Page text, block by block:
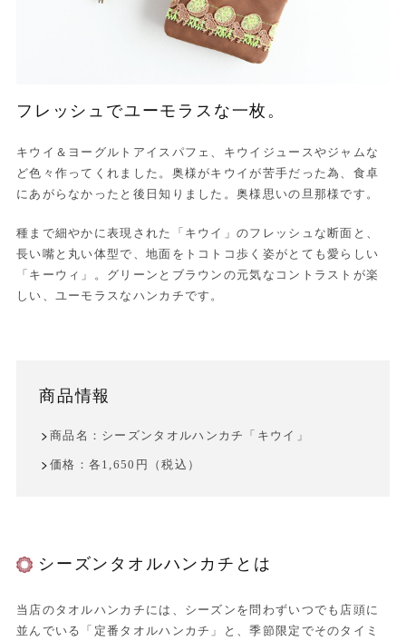
フレッシュでユーモラスな一枚。
キウイ＆ヨーグルトアイスパフェ、キウイジュースやジャムな
ど色々作ってくれました。奥様がキウイが苦手だった為、食卓
にあがらなかったと後日知りました。奥様思いの旦那様です。
種まで細やかに表現された「キウイ」のフレッシュな断面と、
長い嘴と丸い体型で、地面をトコトコ歩く姿がとても愛らしい
「キーウィ」。グリーンとブラウンの元気なコントラストが楽
しい、ユーモラスなハンカチです。
商品情報
商品名：シーズンタオルハンカチ「キウイ」
価格：各1,650円（税込）
シーズンタオルハンカチとは
当店のタオルハンカチには、シーズンを問わずいつでも店頭に
並んでいる「定番タオルハンカチ」と、季節限定でそのタイミ